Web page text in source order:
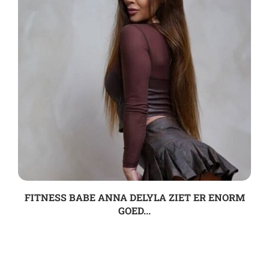
FITNESS BABE ANNA DELYLA ZIET ER ENORM
GOED...